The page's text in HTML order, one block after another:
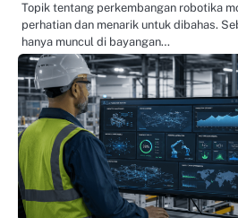
Topik tentang perkembangan robotika
perhatian dan menarik untuk dibahas.
hanya muncul di bayangan…